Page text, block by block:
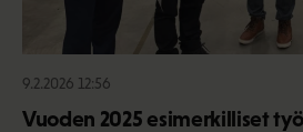
9.2.2026 12:56
Vuoden 2025 esimerkilliset